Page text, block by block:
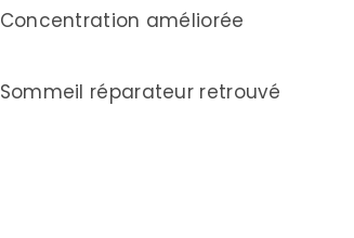
Concentration améliorée
Sommeil réparateur retrouvé